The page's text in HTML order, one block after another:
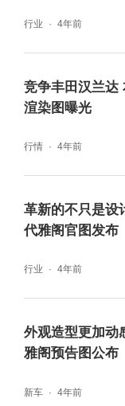
行业 4年前
竞争丰田汉兰达
渲染图曝光
行情 4年前
革新的不只是设
代雅阁官图发布
行业 4年前
外观造型更加动
雅阁预告图公布
新车 4年前